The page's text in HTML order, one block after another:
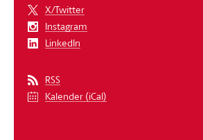
X/Twitter
Instagram
LinkedIn
RSS
Kalender (iCal)